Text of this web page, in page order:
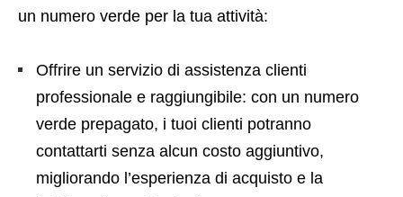
un numero verde per la tua attività:
Offrire un servizio di assistenza clienti
professionale e raggiungibile: con un numero
verde prepagato, i tuoi clienti potranno
contattarti senza alcun costo aggiuntivo,
migliorando l’esperienza di acquisto e la